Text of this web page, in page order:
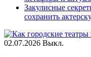
Закулисные
сохранить
02.07.2026 Выкл.